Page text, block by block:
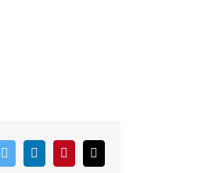
Twitter LinkedInPinterest
electrónico